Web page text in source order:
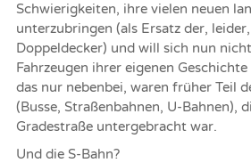
Schwierigkeiten, ihre vielen neuen
unterzubringen (als Ersatz der,
Doppeldecker) und will sich nun
Fahrzeugen ihrer eigenen
das nur nebenbei, waren früher Teil
(Busse, Straßenbahnen, U-Bahnen),
Gradestraße untergebracht war.
Und die S-Bahn?